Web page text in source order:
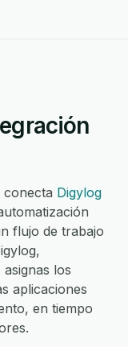
conecta Digylog
flujo de trabajo
los
aplicaciones
en tiempo